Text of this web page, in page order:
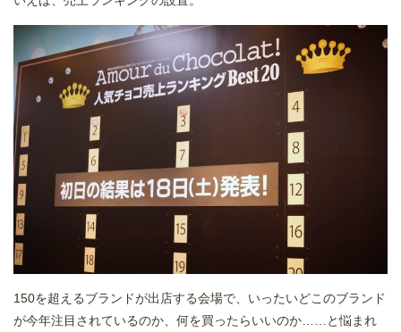
150を超えるブランドが出店する会場で、いったいどこのブランド
が今年注目されているのか、何を買ったらいいのか……と悩まれ